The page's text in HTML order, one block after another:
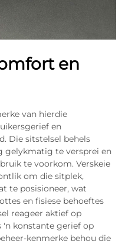
en
van hierdie
en
Die sitstelsel behels
gelykmatig te versprei en
te voorkom. Verskeie
om die sitplek,
te posisioneer, wat
en fisiese behoeftes
reageer aktief op
'n konstante gerief op
kenmerke behou die